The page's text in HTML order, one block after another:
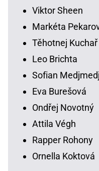
Viktor Sheen
Markéta
Těhotnej Kuchař
Leo Brichta
Sofian Medjmedj
Eva Burešová
Ondřej Novotný
Attila Végh
Rapper Rohony
Ornella Koktová